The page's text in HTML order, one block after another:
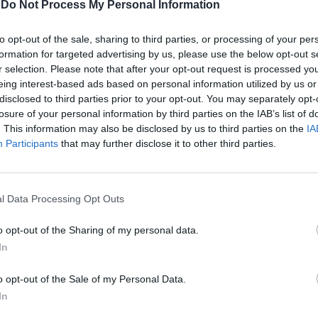
Do Not Process My Personal Information
opt-out of the sale, sharing to third parties, or processing of your
for targeted advertising by us, please use the below opt-out
selection. Please note that after your opt-out request is processed
interest-based ads based on personal information utilized by us
to third parties prior to your opt-out. You may separately
of your personal information by third parties on the IAB’s list of
This information may also be disclosed by us to third parties on the
Participants that may further disclose it to other third parties.
Data Processing Opt Outs
opt-out of the Sharing of my personal data.
opt-out of the Sale of my Personal Data.
loro riservati da alcuni residenti del
case popolari. Di fatto, dopo Torre
sollevazione di questo tipo in due
di alcuni momenti di tensione legati
di CasaPound nel cortile
e dei movimenti lotta per la casa e
adiacente, i rom vogliono provare a
alle contestazioni. Il Campidoglio da parte
per portare il messaggio che non
in base alle graduatorie a
dalla nazionalità degli aventi diritto.
il prefetto e con il questore. Domani si
nuova giornata di passione a Casal
Rudy Giuliani a Come States?
americana